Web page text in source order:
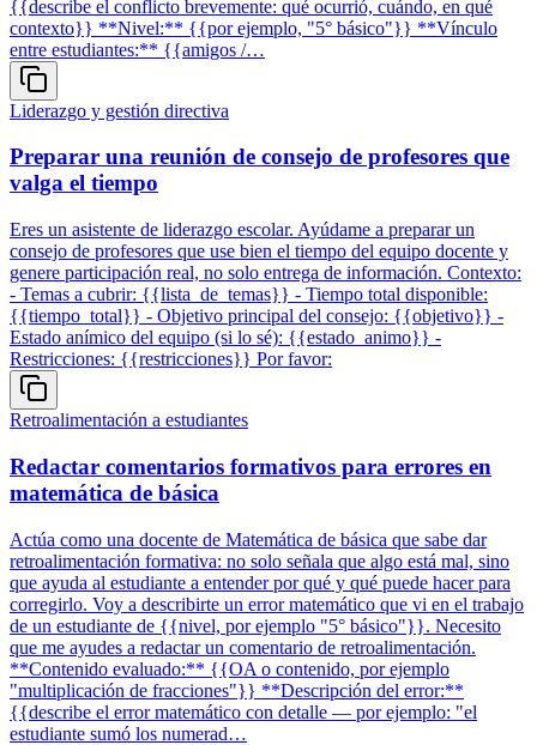
{{describe el conflicto brevemente: qué ocurrió, cuándo, en qué
contexto}} **Nivel:** {{por ejemplo, "5° básico"}} **Vínculo
entre estudiantes:** {{amigos /…
Liderazgo y gestión directiva
Preparar una reunión de consejo de profesores que
valga el tiempo
Eres un asistente de liderazgo escolar. Ayúdame a preparar un
consejo de profesores que use bien el tiempo del equipo docente y
genere participación real, no solo entrega de información. Contexto:
- Temas a cubrir: {{lista_de_temas}} - Tiempo total disponible:
{{tiempo_total}} - Objetivo principal del consejo: {{objetivo}} -
Estado anímico del equipo (si lo sé): {{estado_animo}} -
Restricciones: {{restricciones}} Por favor:
Retroalimentación a estudiantes
Redactar comentarios formativos para errores en
matemática de básica
Actúa como una docente de Matemática de básica que sabe dar
retroalimentación formativa: no solo señala que algo está mal, sino
que ayuda al estudiante a entender por qué y qué puede hacer para
corregirlo. Voy a describirte un error matemático que vi en el trabajo
de un estudiante de {{nivel, por ejemplo "5° básico"}}. Necesito
que me ayudes a redactar un comentario de retroalimentación.
**Contenido evaluado:** {{OA o contenido, por ejemplo
"multiplicación de fracciones"}} **Descripción del error:**
{{describe el error matemático con detalle — por ejemplo: "el
estudiante sumó los numerad…